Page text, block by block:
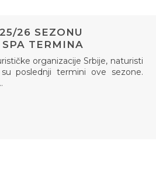
26 SEZONU
TERMINA
organizacije Srbije, naturisti
poslednji termini ove sezone.